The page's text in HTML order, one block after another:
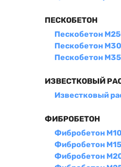
ПЕСКОБЕТОН
Пескобетон
Пескобетон
Пескобетон
ИЗВЕСТКОВЫЙ
Известковый
ФИБРОБЕТОН
Фибробетон
Фибробетон
Фибробетон